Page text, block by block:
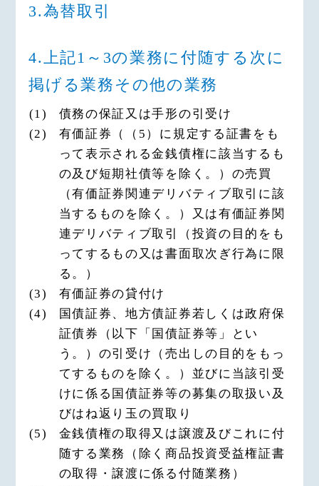
3.為替取引
4.上記1～3の業務に付随する次に
掲げる業務その他の業務
(1)
債務の保証又は手形の引受け
(2)
有価証券（（5）に規定する証書をも
って表示される金銭債権に該当するも
の及び短期社債等を除く。）の売買
（有価証券関連デリバティブ取引に該
当するものを除く。）又は有価証券関
連デリバティブ取引（投資の目的をも
ってするもの又は書面取次ぎ行為に限
る。）
(3)
有価証券の貸付け
(4)
国債証券、地方債証券若しくは政府保
証債券（以下「国債証券等」とい
う。）の引受け（売出しの目的をもっ
てするものを除く。）並びに当該引受
けに係る国債証券等の募集の取扱い及
びはね返り玉の買取り
(5)
金銭債権の取得又は譲渡及びこれに付
随する業務（除く商品投資受益権証書
の取得・譲渡に係る付随業務）